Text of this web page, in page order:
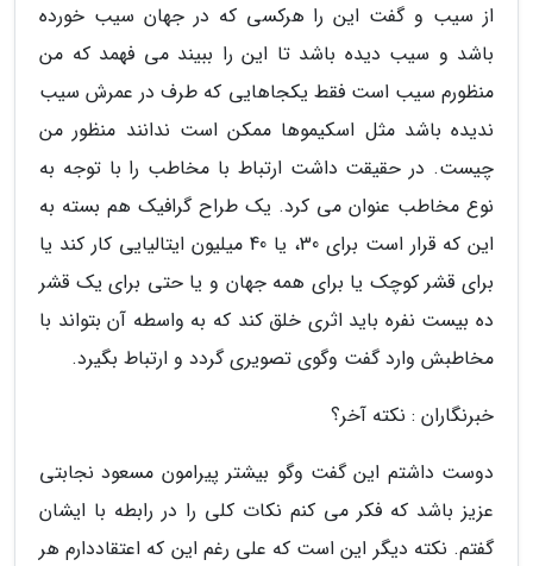
از سیب و گفت این را هرکسی که در جهان سیب خورده
باشد و سیب دیده باشد تا این را ببیند می فهمد که من
منظورم سیب است فقط یکجاهایی که طرف در عمرش سیب
ندیده باشد مثل اسکیموها ممکن است ندانند منظور من
چیست. در حقیقت داشت ارتباط با مخاطب را با توجه به
نوع مخاطب عنوان می کرد. یک طراح گرافیک هم بسته به
این که قرار است برای 30، یا 40 میلیون ایتالیایی کار کند یا
برای قشر کوچک یا برای همه جهان و یا حتی برای یک قشر
ده بیست نفره باید اثری خلق کند که به واسطه آن بتواند با
مخاطبش وارد گفت وگوی تصویری گردد و ارتباط بگیرد.
خبرنگاران : نکته آخر؟
دوست داشتم این گفت وگو بیشتر پیرامون مسعود نجابتی
عزیز باشد که فکر می کنم نکات کلی را در رابطه با ایشان
گفتم. نکته دیگر این است که علی رغم این که اعتقاددارم هر